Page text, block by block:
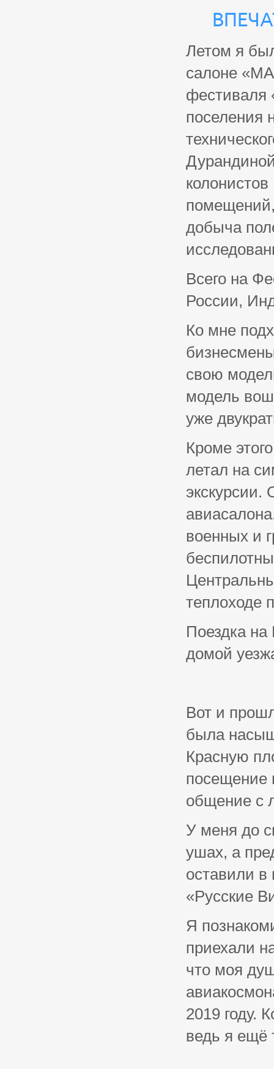
Летом я
салоне
фестиваля
поселения
помещений,
добыча
Всего на
России,
Ко мне
свою
модель
уже
Кроме
летал на
экскурсии.
военных и
теплоходе
Поездка
домой
Вот и
была
Красную
посещение
общение с
У меня до
ушах, а
оставили в
«Русские
Я
приехали
что моя
2019 году.
ведь я ещё